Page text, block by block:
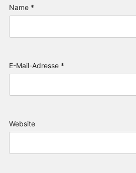
Name *
E-Mail-Adresse *
Website